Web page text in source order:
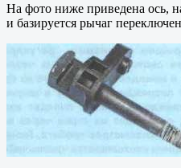
На фото ниже приведена ось,
и базируется рычаг